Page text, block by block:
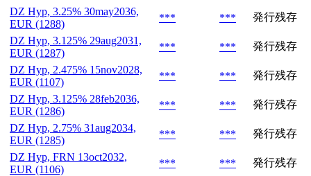
DZ Hyp, 3.25% 30may2036,
EUR (1288)
*** ***
発行残存
DZ Hyp, 3.125% 29aug2031,
EUR (1287)
*** ***
発行残存
DZ Hyp, 2.475% 15nov2028,
EUR (1107)
*** ***
発行残存
DZ Hyp, 3.125% 28feb2036,
EUR (1286)
*** ***
発行残存
DZ Hyp, 2.75% 31aug2034,
EUR (1285)
*** ***
発行残存
DZ Hyp, FRN 13oct2032,
EUR (1106)
*** ***
発行残存